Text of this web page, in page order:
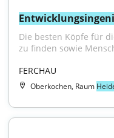
Die besten Köpfe für
zu finden sowie
FERCHAU
Oberkochen, Raum